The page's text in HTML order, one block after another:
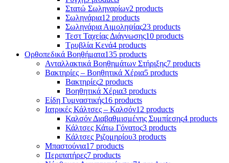
Στατώ Σωληναρίων2 products
Σωληνάρια12 products
Σωληνάρια Αιμοληψίας23 products
Τεστ Ταχείας Διάγνωσης10 products
Τρυβλία Κενά4 products
Ορθοπεδικά Βοηθήματα135 products
Ανταλλακτικά Βοηθημάτων Στήριξης7 products
Βακτηρίες – Βοηθητικά Χέρια5 products
Βακτηρίες2 products
Βοηθητικά Χέρια3 products
Είδη Γυμναστικής16 products
Ιατρικές Κάλτσες – Καλσόν12 products
Καλσόν Διαβαθμισμένης Συμπίεσης4 products
Κάλτσες Κάτω Γόνατος3 products
Κάλτσες Ριζομηρίου3 products
Μπαστούνια17 products
Περιπατήρες7 products